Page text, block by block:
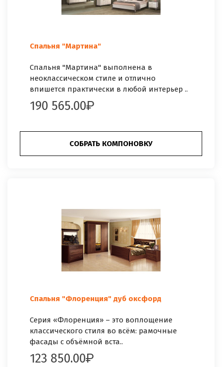
Спальня "Мартина"
Спальня "Мартина" выполнена в
неоклассическом стиле и отлично
впишется практически в любой интерьер ..
190 565.00
СОБРАТЬ КОМПОНОВКУ
Спальня "Флоренция" дуб оксфорд
Серия «Флоренция» – это воплощение
классического стиля во всём: рамочные
фасады с объёмной вста..
123 850.00